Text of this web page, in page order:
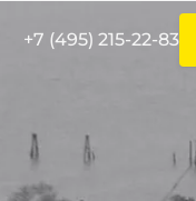
+7 (495) 215-22-83